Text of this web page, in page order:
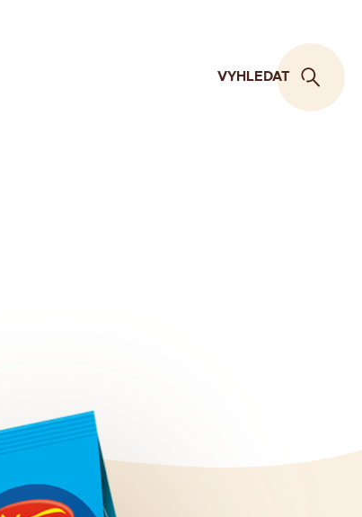
VYHLEDAT